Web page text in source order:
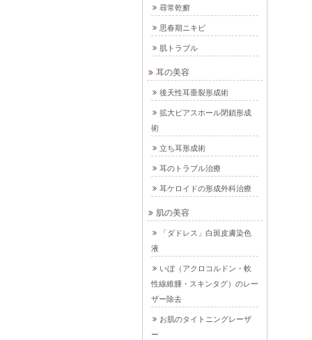
尋常乾癬
思春期ニキビ
肌トラブル
耳の美容
後天性耳垂裂形成術
拡大ピアスホール閉鎖形成
術
立ち耳形成術
耳のトラブル治療
耳ケロイドの形成外科治療
肌の美容
「ダドレス」白斑皮膚染色
液
いぼ（アクロコルドン・軟
性線維腫・スキンタグ）のレー
ザー除去
お肌のタイトニングレーザ
ー